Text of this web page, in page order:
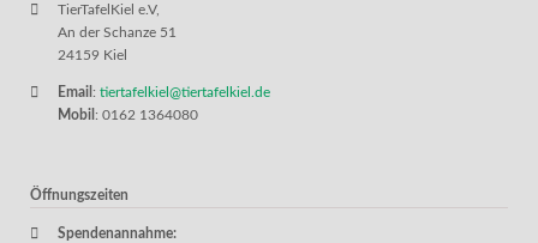
TierTafelKiel e.V,
An der Schanze 51
24159 Kiel
Email : tiertafelkiel@tiertafelkiel.de
Mobil : 0162 1364080
Öffnungszeiten
Spendenannahme: